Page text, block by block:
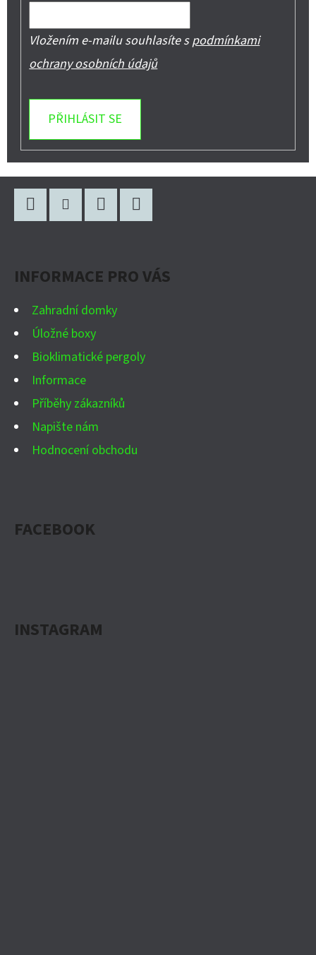
Vložením e-mailu souhlasíte spodmínkami
ochrany osobních údajů
PŘIHLÁSIT SE
INFORMACE PRO VÁS
Zahradní domky
Úložné boxy
Bioklimatické pergoly
Informace
Příběhy zákazníků
Napište nám
Hodnocení obchodu
FACEBOOK
INSTAGRAM